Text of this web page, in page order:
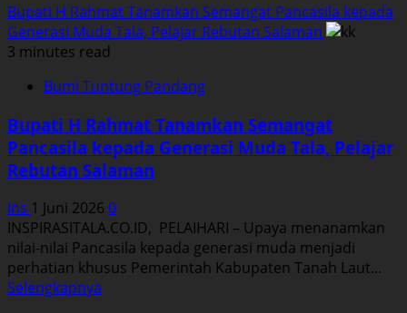
Bupati H Rahmat Tanamkan Semangat Pancasila kepada
Generasi Muda Tala, Pelajar Rebutan Salaman
3 minutes read
Bumi Tuntung Pandang
Bupati H Rahmat Tanamkan Semangat
Pancasila kepada Generasi Muda Tala, Pelajar
Rebutan Salaman
Ins 1 Juni 2026 0
INSPIRASITALA.CO.ID, PELAIHARI – Upaya menanamkan
nilai-nilai Pancasila kepada generasi muda menjadi
perhatian khusus Pemerintah Kabupaten Tanah Laut...
Selengkapnya